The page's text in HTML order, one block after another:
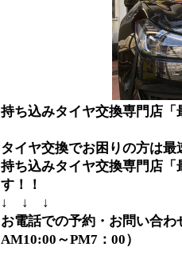
持ち込みタイヤ交換専門店「
タイヤ交換でお困りの方は
持ち込みタイヤ交換専門店
す！！
↓ ↓ ↓
お電話での予約・お問い合
AM10:00～PM7：00）